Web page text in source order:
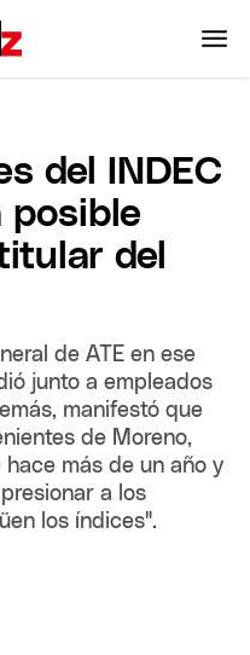
del INDEC
posible
del
de ATE en ese
junto a empleados
manifestó que
de Moreno,
más de un año y
a los
los índices".